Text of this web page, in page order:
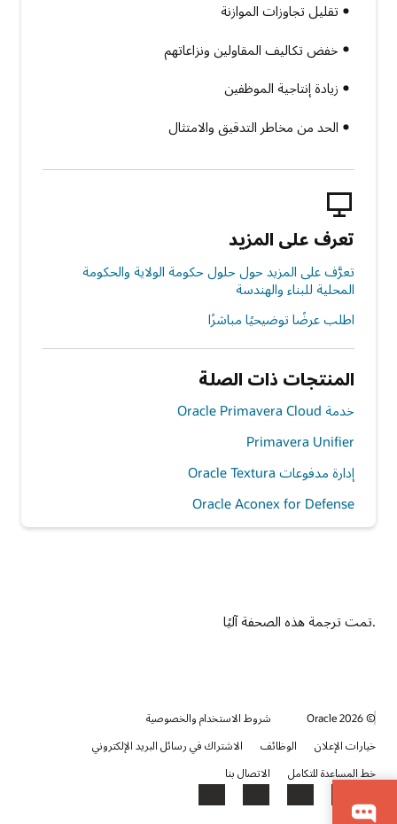
تقليل تجاوزات الموازنة
خفض تكاليف المقاولين ونزاعاتهم
زيادة إنتاجية الموظفين
الحد من مخاطر التدقيق والامتثال
تعرف على المزيد
تعرَّف على المزيد حول حلول حكومة الولاية والحكومة
المحلية للبناء والهندسة
اطلب عرضًا توضيحيًا مباشر‬‏‫ًا
المنتجات ذات الصلة
خدمة Oracle Primavera Cloud
Primavera Unifier
إدارة مدفوعات Oracle Textura
Oracle Aconex for Defense
.تمت ترجمة هذه الصحفة آليًا
© 2026 Oracle
شروط الاستخدام والخصوصية
خيارات الإعلان
الوظائف
الاشتراك في رسائل البريد الإلكتروني
خط المساعدة للتكامل
الاتصال بنا
Facebook
X
LinkedIn
YouTube